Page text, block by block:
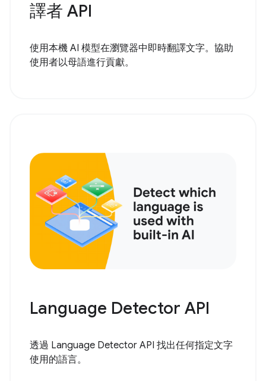
譯者 API
使用本機 AI 模型在瀏覽器中即時翻譯文字。協助
使用者以母語進行貢獻。
Language Detector API
透過 Language Detector API 找出任何指定文字
使用的語言。